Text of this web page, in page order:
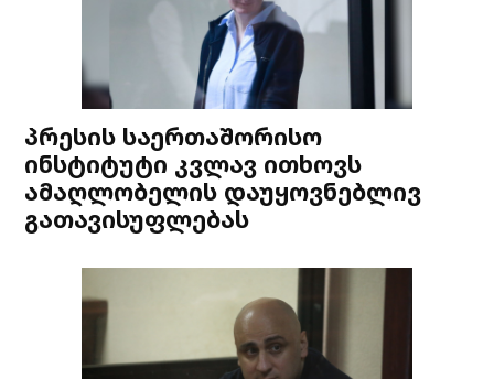
პრესის საერთაშორისო
ინსტიტუტი კვლავ ითხოვს
ამაღლობელის დაუყოვნებლივ
გათავისუფლებას